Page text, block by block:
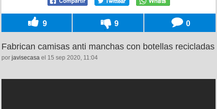
9 9 0
Fabrican camisas anti manchas con botellas recicladas
por javisecasa el 15 sep 2020, 11:04